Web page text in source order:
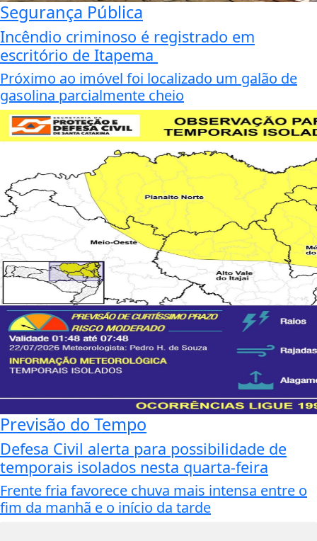
Segurança Pública
Incêndio criminoso é registrado em
escritório de Itapema
Próximo ao imóvel foi localizado um galão de
gasolina parcialmente cheio
Previsão do Tempo
Defesa Civil alerta para possibilidade de
temporais isolados nesta quarta-feira
Frente fria favorece chuva mais intensa entre o
fim da manhã e o início da tarde